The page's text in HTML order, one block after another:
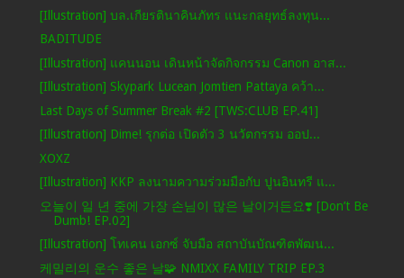
[Illustration] บล.เกียรตินาคินภัทร แนะกลยุทธ์ลงทุน...
BADITUDE
[Illustration] แคนนอน เดินหน้าจัดกิจกรรม Canon อาส...
[Illustration] Skypark Lucean Jomtien Pattaya คว้า...
Last Days of Summer Break #2 [TWS:CLUB EP.41]
[Illustration] Dime! รุกต่อ เปิดตัว 3 นวัตกรรม ออป...
XOXZ
[Illustration] KKP ลงนามความร่วมมือกับ ปูนอินทรี แ...
오늘이 일 년 중에 가장 손님이 많은 날이거든요❣️ [Don’t Be
Dumb! EP.02]
[Illustration] โทเคน เอกซ์ จับมือ สถาบันบัณฑิตพัฒน...
케밀리의 운수 좋은 날🧩 NMIXX FAMILY TRIP EP.3